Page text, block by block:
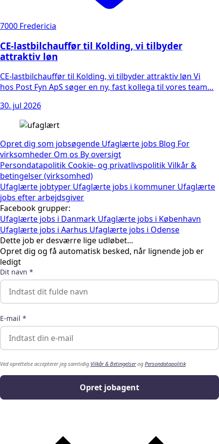
7000 Fredericia
CE-lastbilchauffør til Kolding, vi tilbyder
attraktiv løn
CE-lastbilchauffør til Kolding, vi tilbyder attraktiv løn Vi
hos Post Fyn ApS søger en ny, fast kollega til vores team…
30. jul 2026
Opret dig som jobsøgende Ufaglærte jobs Blog For
virksomheder Om os By oversigt
Persondatapolitik Cookie- og privatlivspolitikVilkår &
betingelser (virksomhed)
Ufaglærte jobtyper Ufaglærte jobs i kommuner Ufaglærte
jobs efter arbejdsgiver
Facebook grupper:
Ufaglærte jobs i Danmark Ufaglærte jobs i København
Ufaglærte jobs i Aarhus Ufaglærte jobs i Odense
Dette job er desværre lige udløbet...
Opret dig og få automatisk besked, når lignende job er
ledigt
Dit navn *
E-mail *
Ved oprettelse accepterer jeg samtidig Vilkår & Betingelserog Persondatapolitik
Opret jobagent